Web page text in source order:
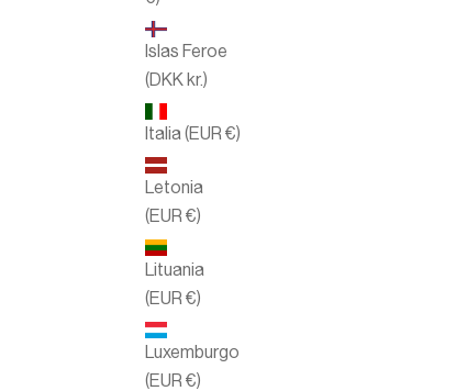
Islas Feroe
(DKK kr.)
Italia (EUR €)
Letonia
(EUR €)
Lituania
(EUR €)
Luxemburgo
(EUR €)